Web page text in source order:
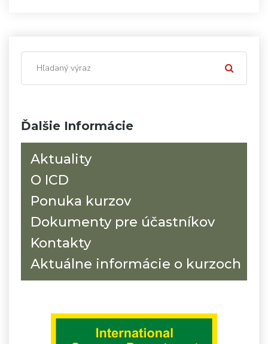
Ďalšie Informácie
Aktuality
O ICD
Ponuka kurzov
Dokumenty pre účastníkov
Kontakty
Aktuálne informácie o kurzoch